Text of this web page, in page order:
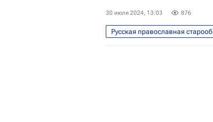
30 июля 2024, 13:03 876
Русская православная
Религия